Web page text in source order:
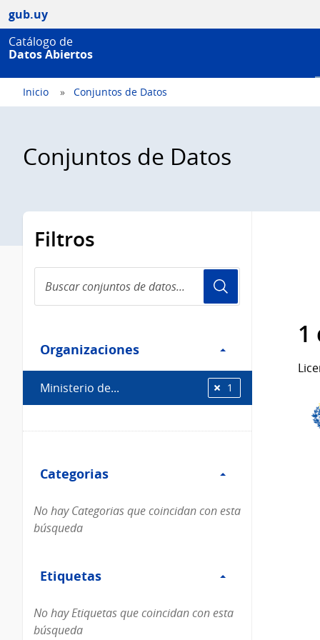
gub.uy
Catálogo de
Datos Abiertos
Inicio Conjuntos de Datos
Conjuntos de Datos
Filtros
conjuntos
de
Organizaciones
Organizaciones
Ministerio de... 1
Categorias
Categorias
No hay Categorias que coincidan con esta
búsqueda
Etiquetas
Etiquetas
No hay Etiquetas que coincidan con esta
búsqueda
1